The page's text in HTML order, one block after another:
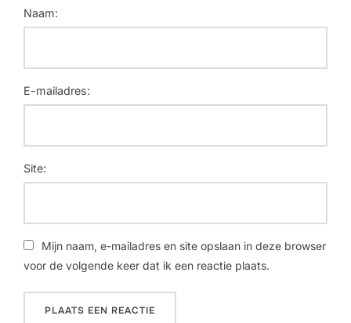
Naam:
E-mailadres:
Site:
Mijn naam, e-mailadres en site opslaan in deze browser
voor de volgende keer dat ik een reactie plaats.